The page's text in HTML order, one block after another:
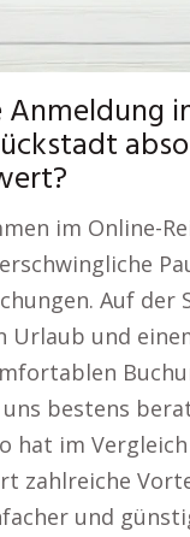
im Online-
Auf der
Urlaub und
bestens
hat im
zahlreiche
und